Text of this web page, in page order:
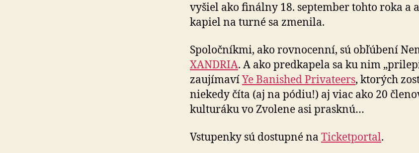
vyšiel ako finálny 18. september tohto roka a
kapiel na turné sa zmenila.
Spoločníkmi, ako rovnocenní, sú obľúbení
XANDRIA. A ako predkapela sa ku nim
zaujímavíYe Banished Privateers, ktorých
niekedy číta (aj na pódiu!) aj viac ako 20
kulturáku vo Zvolene asi prasknú…
Vstupenky sú dostupné na Ticketportal.